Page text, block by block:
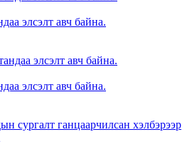
элсэлт авч байна.
элсэлт авч байна.
сургалт ганцаарчилсан хэлбэрээр